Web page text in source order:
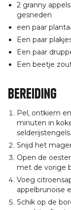
2 granny
gesneden
een paar
Een paar
Een paar
Een beetje
Bereiding
Pel, ontkiem
minuten in
selderijstengels.
Snijd het
Open de
met de vorige
Voeg
appelbrunoise
Schik op de